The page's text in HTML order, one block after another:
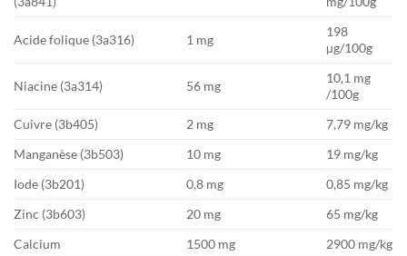
Acide folique (3a316) 1 mg
198
µg/100g
Niacine (3a314) 56 mg
10,1 mg
/100g
Cuivre (3b405)
2 mg
7,79 mg/kg
Manganèse (3b503)
10 mg
19 mg/kg
Iode (3b201)
0,8 mg
0,85 mg/kg
Zinc (3b603)
20 mg
65 mg/kg
Calcium
1500 mg
2900 mg/kg